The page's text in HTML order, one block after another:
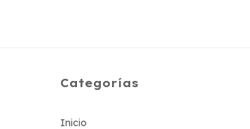
Categorías
Inicio